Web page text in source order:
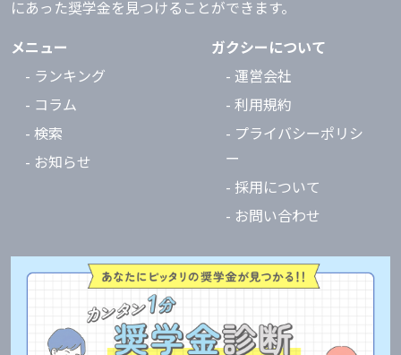
にあった奨学金を見つけることができます。
メニュー
- ランキング
- コラム
- 検索
- お知らせ
ガクシーについて
- 運営会社
- 利用規約
- プライバシーポリシ
ー
- 採用について
- お問い合わせ